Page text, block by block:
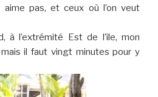
aime pas, et ceux où l’on veut
à l’extrémité Est de l’île, mon
il faut vingt minutes pour y